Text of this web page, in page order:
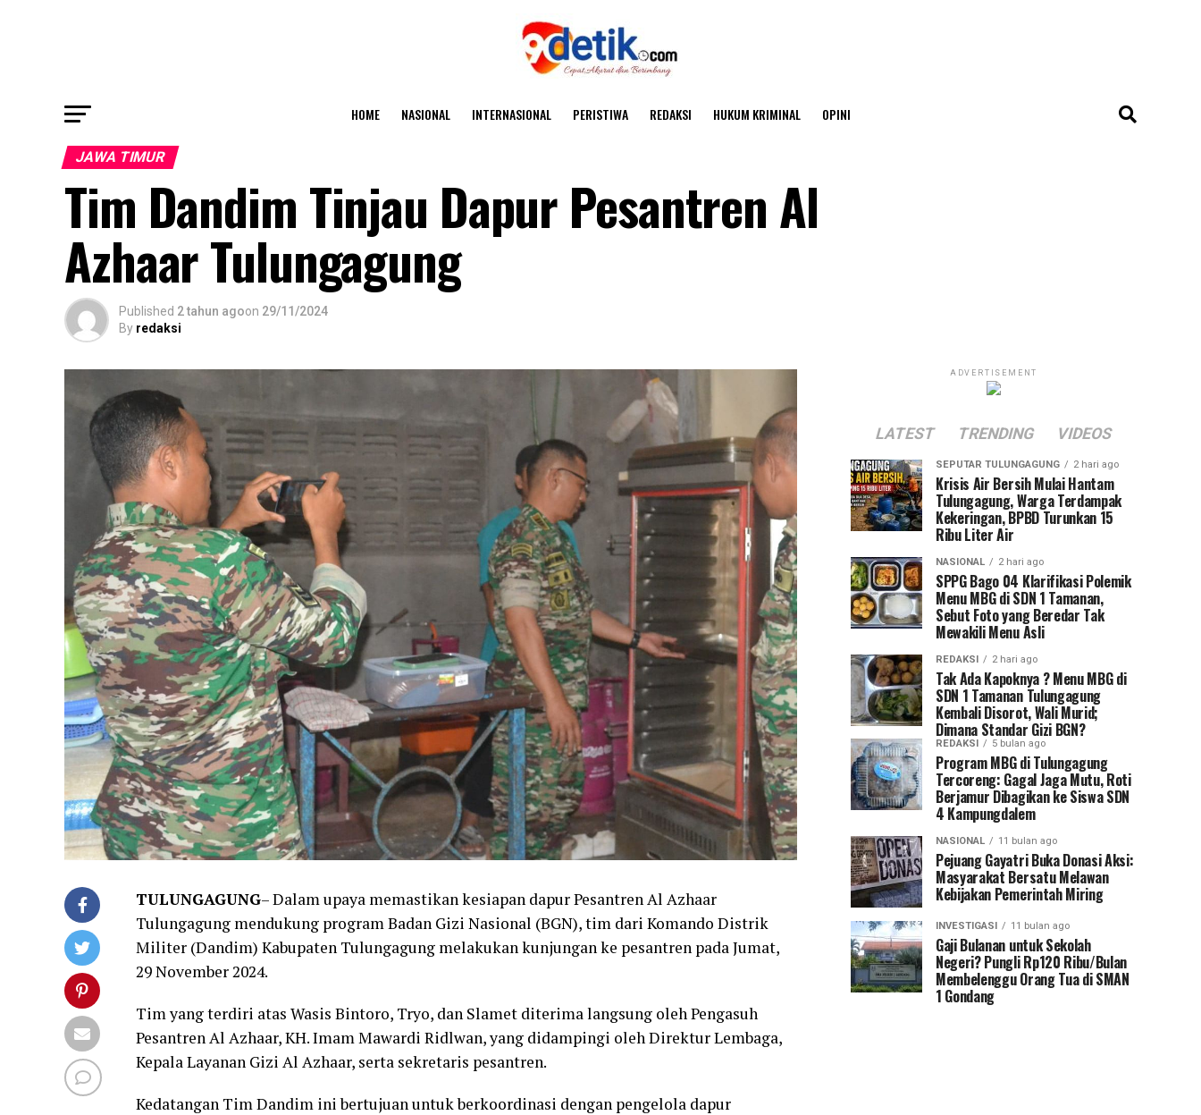
HOME NASIONAL INTERNASIONAL PERISTIWA REDAKSI HUKUM KRIMINAL OPINI
JAWA TIMUR
Tim Dandim Tinjau Dapur Pesantren Al
Azhaar Tulungagung
Published 2 tahun agoon 29/11/2024
By redaksi
TULUNGAGUNG– Dalam upaya memastikan kesiapan dapur Pesantren Al Azhaar
Tulungagung mendukung program Badan Gizi Nasional (BGN), tim dari Komando Distrik
Militer (Dandim) Kabupaten Tulungagung melakukan kunjungan ke pesantren pada Jumat,
29 November 2024.
Tim yang terdiri atas Wasis Bintoro, Tryo, dan Slamet diterima langsung oleh Pengasuh
Pesantren Al Azhaar, KH. Imam Mawardi Ridlwan, yang didampingi oleh Direktur Lembaga,
Kepala Layanan Gizi Al Azhaar, serta sekretaris pesantren.
Kedatangan Tim Dandim ini bertujuan untuk berkoordinasi dengan pengelola dapur
ADVERTISEMENT
LATEST TRENDING VIDEOS
SEPUTAR TULUNGAGUNG 2 hari ago
Krisis Air Bersih Mulai Hantam
Tulungagung, Warga Terdampak
Kekeringan, BPBD Turunkan 15
Ribu Liter Air
NASIONAL 2 hari ago
SPPG Bago 04 Klarifikasi Polemik
Menu MBG di SDN 1 Tamanan,
Sebut Foto yang Beredar Tak
Mewakili Menu Asli
REDAKSI 2 hari ago
Tak Ada Kapoknya ? Menu MBG di
SDN 1 Tamanan Tulungagung
Kembali Disorot, Wali Murid;
Dimana Standar Gizi BGN?
REDAKSI 5 bulan ago
Program MBG di Tulungagung
Tercoreng: Gagal Jaga Mutu, Roti
Berjamur Dibagikan ke Siswa SDN
4 Kampungdalem
NASIONAL 11 bulan ago
Pejuang Gayatri Buka Donasi Aksi:
Masyarakat Bersatu Melawan
Kebijakan Pemerintah Miring
INVESTIGASI 11 bulan ago
Gaji Bulanan untuk Sekolah
Negeri? Pungli Rp120 Ribu/Bulan
Membelenggu Orang Tua di SMAN
1 Gondang